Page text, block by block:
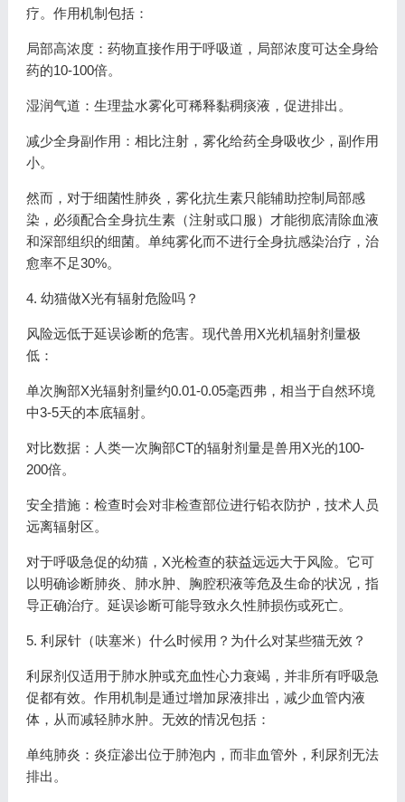
疗。作用机制包括：
局部高浓度：药物直接作用于呼吸道，局部浓度可达全身给
药的10-100倍。
湿润气道：生理盐水雾化可稀释黏稠痰液，促进排出。
减少全身副作用：相比注射，雾化给药全身吸收少，副作用
小。
然而，对于细菌性肺炎，雾化抗生素只能辅助控制局部感
染，必须配合全身抗生素（注射或口服）才能彻底清除血液
和深部组织的细菌。单纯雾化而不进行全身抗感染治疗，治
愈率不足30%。
4. 幼猫做X光有辐射危险吗？
风险远低于延误诊断的危害。现代兽用X光机辐射剂量极
低：
单次胸部X光辐射剂量约0.01-0.05毫西弗，相当于自然环境
中3-5天的本底辐射。
对比数据：人类一次胸部CT的辐射剂量是兽用X光的100-
200倍。
安全措施：检查时会对非检查部位进行铅衣防护，技术人员
远离辐射区。
对于呼吸急促的幼猫，X光检查的获益远远大于风险。它可
以明确诊断肺炎、肺水肿、胸腔积液等危及生命的状况，指
导正确治疗。延误诊断可能导致永久性肺损伤或死亡。
5. 利尿针（呋塞米）什么时候用？为什么对某些猫无效？
利尿剂仅适用于肺水肿或充血性心力衰竭，并非所有呼吸急
促都有效。作用机制是通过增加尿液排出，减少血管内液
体，从而减轻肺水肿。无效的情况包括：
单纯肺炎：炎症渗出位于肺泡内，而非血管外，利尿剂无法
排出。